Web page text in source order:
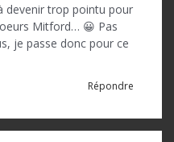
devenir trop pointu pour
Mitford… 😀 Pas
je passe donc pour ce
Répondre